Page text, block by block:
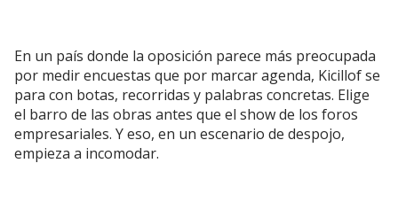
En un país donde la oposición parece más preocupada
por medir encuestas que por marcar agenda, Kicillof se
para con botas, recorridas y palabras concretas. Elige
el barro de las obras antes que el show de los foros
empresariales. Y eso, en un escenario de despojo,
empieza a incomodar.